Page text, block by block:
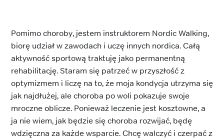
Pomimo choroby, jestem instruktorem Nordic Walking,
biorę udział w zawodach i uczę innych nordica. Całą
aktywność sportową traktuję jako permanentną
rehabilitację. Staram się patrzeć w przyszłość z
optymizmem i liczę na to, że moja kondycja utrzyma się
jak najdłużej, ale choroba po woli pokazuje swoje
mroczne oblicze. Ponieważ leczenie jest kosztowne, a
ja nie wiem, jak będzie się choroba rozwijać, będę
wdzięczna za każde wsparcie. Chcę walczyć i czerpać z